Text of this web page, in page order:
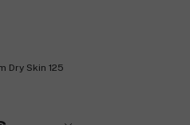
Dry Skin 125